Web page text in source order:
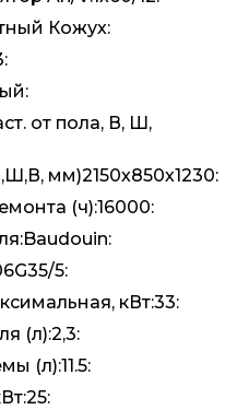
Кожух:
от пола, В, Ш,
мм)2150х850х1230:
(ч):16000:
5:
кВт:33:
(л):2,3:
(л):11.5: